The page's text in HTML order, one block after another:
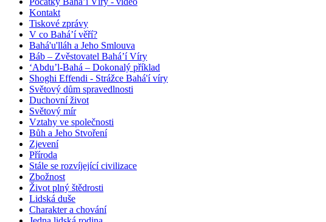
Kontakt
Tiskové zprávy
V co Bahá’í věří?
Bahá'u'lláh a Jeho Smlouva
Báb – Zvěstovatel Bahá’í Víry
‘Abdu’l-Bahá – Dokonalý příklad
Shoghi Effendi - Strážce Bahá'í víry
Světový dům spravedlnosti
Duchovní život
Světový mír
Vztahy ve společnosti
Bůh a Jeho Stvoření
Zjevení
Příroda
Stále se rozvíjející civilizace
Zbožnost
Život plný štědrosti
Lidská duše
Charakter a chování